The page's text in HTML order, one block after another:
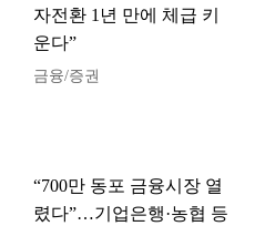
자전환 1년 만에 체급 키
운다”
금융/증권
“700만 동포 금융시장 열
렸다”…기업은행·농협 등